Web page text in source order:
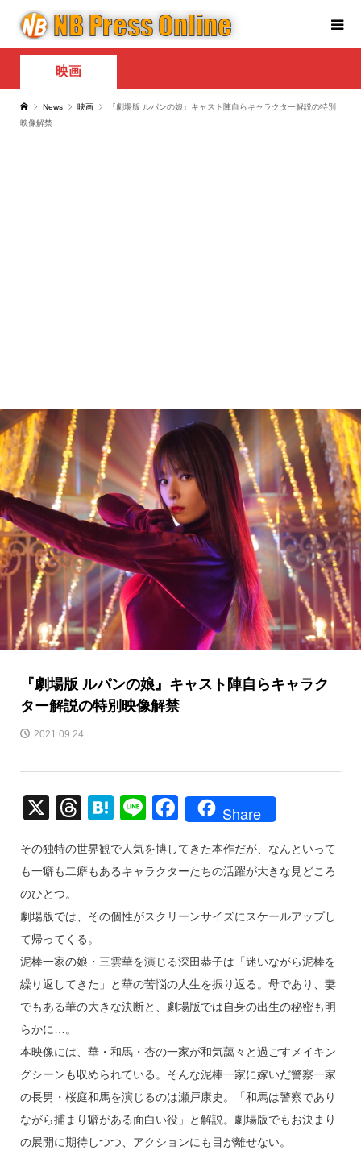
映画
News 映画
『劇場版 ルパンの娘』キャスト陣自らキャラクター解説の特別
映像解禁
『劇場版 ルパンの娘』キャスト陣自らキャラク
ター解説の特別映像解禁
2021.09.24
X
T
e
a
d
s
H
e
n
a
Li
e
F
c
e
b
o
k
Share
その独特の世界観で人気を博してきた本作だが、なんといって
も一癖も二癖もあるキャラクターたちの活躍が大きな見どころ
のひとつ。
劇場版では、その個性がスクリーンサイズにスケールアップし
て帰ってくる。
泥棒一家の娘・三雲華を演じる深田恭子は「迷いながら泥棒を
繰り返してきた」と華の苦悩の人生を振り返る。母であり、妻
でもある華の大きな決断と、劇場版では自身の出生の秘密も明
らかに…。
本映像には、華・和馬・杏の一家が和気藹々と過ごすメイキン
グシーンも収められている。そんな泥棒一家に嫁いだ警察一家
の長男・桜庭和馬を演じるのは瀬戸康史。「和馬は警察であり
ながら捕まり癖がある面白い役」と解説。劇場版でもお決まり
の展開に期待しつつ、アクションにも目が離せない。